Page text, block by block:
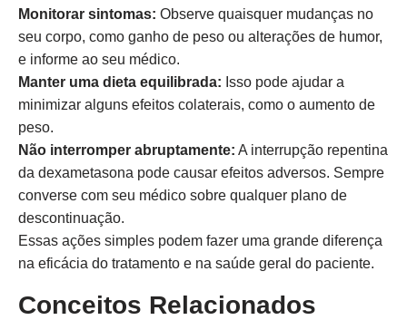
Monitorar sintomas: Observe quaisquer mudanças no
seu corpo, como ganho de peso ou alterações de humor,
e informe ao seu médico.
Manter uma dieta equilibrada: Isso pode ajudar a
minimizar alguns efeitos colaterais, como o aumento de
peso.
Não interromper abruptamente: A interrupção repentina
da dexametasona pode causar efeitos adversos. Sempre
converse com seu médico sobre qualquer plano de
descontinuação.
Essas ações simples podem fazer uma grande diferença
na eficácia do tratamento e na saúde geral do paciente.
Conceitos Relacionados